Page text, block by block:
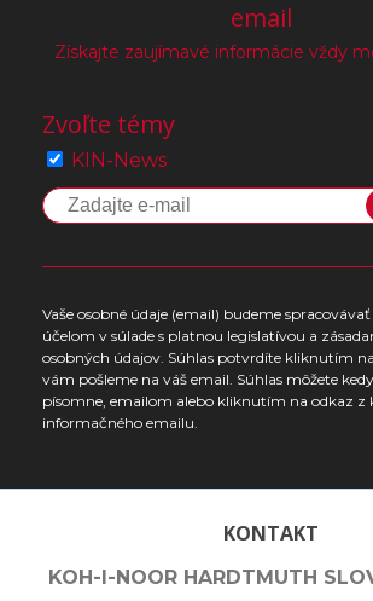
email
Získajte zaujímavé informácie vždy
Zvoľte témy
KIN-News
Vaše osobné údaje (email) budeme
účelom v súlade s platnou legislatívou a
osobných údajov. Súhlas potvrdíte kliknutím
vám pošleme na váš email. Súhlas môžete
písomne, emailom alebo kliknutím na odkaz z
informačného emailu.
KONTAKT
KOH-I-NOOR HARDTMUTH